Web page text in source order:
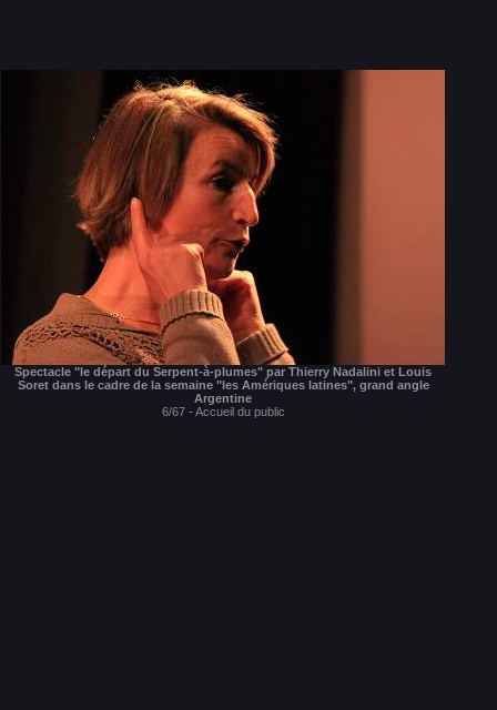
Spectacle "le départ du Serpent-à-plumes" par Thierry Nadalini et Louis
Soret dans le cadre de la semaine "les Amériques latines", grand angle
Argentine
6/67 - Accueil du public